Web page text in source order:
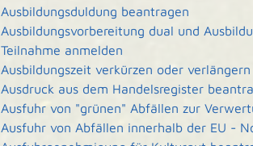
Ausbildungsduldung beantragen
Ausbildungsvorbereitung dual und
Teilnahme anmelden
Ausbildungszeit verkürzen oder verlängern
Ausdruck aus dem Handelsregister
Ausfuhr von "grünen" Abfällen zur
Ausfuhr von Abfällen innerhalb der EU -